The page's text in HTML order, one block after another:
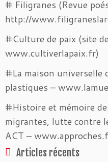
# Filigranes (Revue
http://
#Culture de paix (site
www.cultiverlapaix.fr)
#La maison universelle
plastiques –
#Histoire et mémoire
migrantes, lutte contre
ACT –
Articles récents